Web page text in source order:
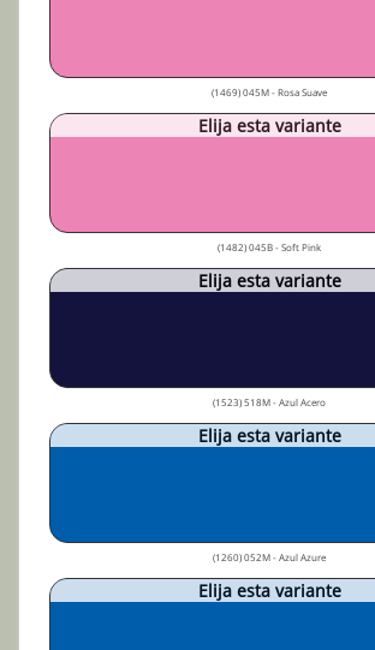
(1469) 045M - Rosa Suave
Elija esta variante
(1482) 045B - Soft Pink
Elija esta variante
(1523) 518M - Azul Acero
Elija esta variante
(1260) 052M - Azul Azure
Elija esta variante